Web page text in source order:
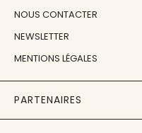
NOUS CONTACTER
NEWSLETTER
MENTIONS LÉGALES
PARTENAIRES